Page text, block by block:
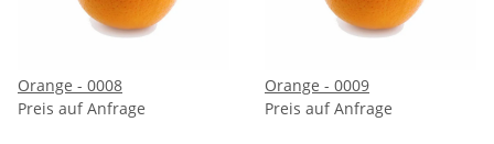
Orange - 0008
Preis auf Anfrage
Orange - 0009
Preis auf Anfrage